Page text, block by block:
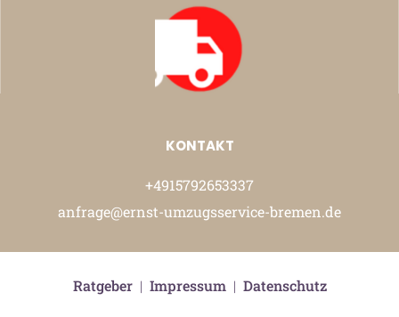
KONTAKT
+4915792653337
anfrage@ernst-umzugsservice-bremen.de
Ratgeber| Impressum| Datenschutz